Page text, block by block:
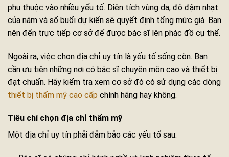
phụ thuộc vào nhiều yếu tố. Diện tích vùng da, độ đậm nhạt
của nám và số buổi dự kiến sẽ quyết định tổng mức giá. Bạn
nên đến trực tiếp cơ sở để được bác sĩ lên phác đồ cụ thể.
Ngoài ra, việc chọn địa chỉ uy tín là yếu tố sống còn. Bạn
cần ưu tiên những nơi có bác sĩ chuyên môn cao và thiết bị
đạt chuẩn. Hãy kiểm tra xem cơ sở đó có sử dụng các dòng
thiết bị thẩm mỹ cao cấp chính hãng hay không.
Tiêu chí chọn địa chỉ thẩm mỹ
Một địa chỉ uy tín phải đảm bảo các yếu tố sau: